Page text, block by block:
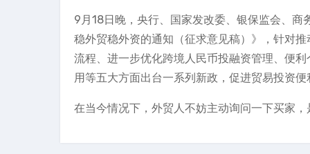
9月18日晚，央行、国家发改委、银保监会、
稳外贸稳外资的通知（征求意见稿）》，针对
流程、进一步优化跨境人民币投融资管理、便
用等五大方面出台一系列新政，促进贸易投资
在当今情况下，外贸人不妨主动询问一下买家